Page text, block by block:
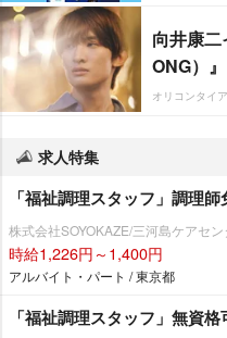
向井康
ONG）』
オリコンタイ
求人特集
「福祉調理スタッフ」調理
株式会社SOYOKAZE/三河島ケアセ
時給1,226円～1,400円
アルバイト・パート / 東京都
「福祉調理スタッフ」無資